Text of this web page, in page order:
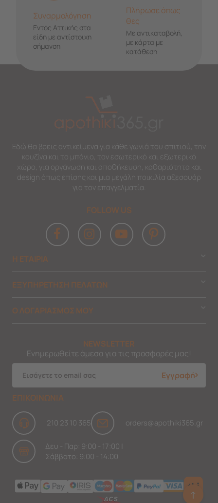
Συναρμολόγηση
Εντός Αττικής στα
είδη με αντίστοιχη
σήμανση
Πλήρωσε όπως
θες
Με αντικαταβολή,
με κάρτα με
κατάθεση
Εδώ θα βρεις αντικείμενα για κάθε γωνιά του σπιτιού, την
κουζίνα και το μπάνιο, τον εσωτερικό και εξωτερικό
χώρο, για οργάνωση και αποθήκευση, καθαριότητα και
design όπως επίσης και μια μεγάλη ποικιλία αξεσουάρ
για τον επαγγελματία.
FOLLOW US
Η ΕΤΑΙΡΙΑ
ΕΞΥΠΗΡΕΤΗΣΗ ΠΕΛΑΤΩΝ
Ο ΛΟΓΑΡΙΑΣΜΟΣ ΜΟΥ
NEWSLETTER
Ενημερωθείτε άμεσα για τις προσφορές μας!
Εγγραφή
ΕΠΙΚΟΙΝΩΝΙΑ
210 23 10 365 orders@apothiki365.gr
Δευ - Παρ: 9:00 - 17:00 |
Σάββατο: 9:00 - 14:00
↑